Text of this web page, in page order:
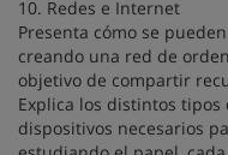
10. Redes e Internet
Presenta cómo se
creando una red de
objetivo de compartir
Explica los distintos tipos
dispositivos necesarios